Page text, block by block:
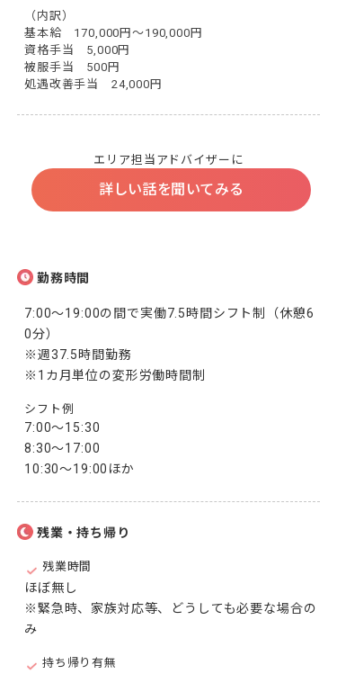
（内訳）
基本給　170,000円～190,000円
資格手当　5,000円
被服手当　500円
処遇改善手当　24,000円
エリア担当アドバイザーに
詳しい話を聞いてみる
勤務時間
7:00～19:00の間で実働7.5時間シフト制（休憩6
0分）
※週37.5時間勤務
シフト例
7:00～15:30
8:30～17:00
10:30～19:00ほか
残業・持ち帰り
残業時間
ほぼ無し
※緊急時、家族対応等、どうしても必要な場合の
み
持ち帰り有無